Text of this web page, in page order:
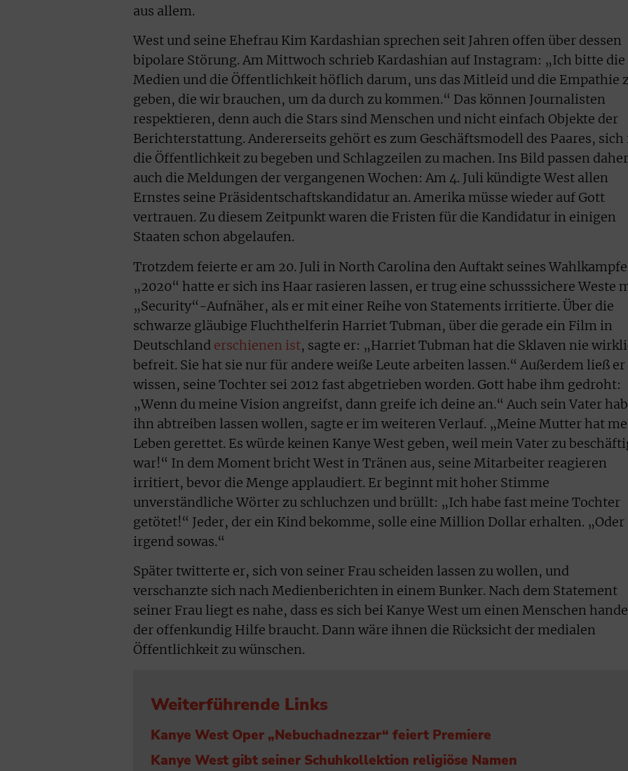
aus allem.
West und seine Ehefrau Kim Kardashian sprechen seit Jahren offen über dessen
bipolare Störung. Am Mittwoch schrieb Kardashian auf Instagram: „Ich bitte die
Medien und die Öffentlichkeit höflich darum, uns das Mitleid und die Empathie
geben, die wir brauchen, um da durch zu kommen.“ Das können Journalisten
respektieren, denn auch die Stars sind Menschen und nicht einfach Objekte der
Berichterstattung. Andererseits gehört es zum Geschäftsmodell des Paares, sich
die Öffentlichkeit zu begeben und Schlagzeilen zu machen. Ins Bild passen daher
auch die Meldungen der vergangenen Wochen: Am 4. Juli kündigte West allen
Ernstes seine Präsidentschaftskandidatur an. Amerika müsse wieder auf Gott
vertrauen. Zu diesem Zeitpunkt waren die Fristen für die Kandidatur in einigen
Staaten schon abgelaufen.
Trotzdem feierte er am 20. Juli in North Carolina den Auftakt seines
„2020“ hatte er sich ins Haar rasieren lassen, er trug eine schusssichere Weste
„Security“-Aufnäher, als er mit einer Reihe von Statements irritierte. Über die
schwarze gläubige Fluchthelferin Harriet Tubman, über die gerade ein Film in
Deutschland erschienen ist, sagte er: „Harriet Tubman hat die Sklaven nie
befreit. Sie hat sie nur für andere weiße Leute arbeiten lassen.“ Außerdem ließ er
wissen, seine Tochter sei 2012 fast abgetrieben worden. Gott habe ihm gedroht:
„Wenn du meine Vision angreifst, dann greife ich deine an.“ Auch sein Vater
ihn abtreiben lassen wollen, sagte er im weiteren Verlauf. „Meine Mutter hat
Leben gerettet. Es würde keinen Kanye West geben, weil mein Vater zu
war!“ In dem Moment bricht West in Tränen aus, seine Mitarbeiter reagieren
irritiert, bevor die Menge applaudiert. Er beginnt mit hoher Stimme
unverständliche Wörter zu schluchzen und brüllt: „Ich habe fast meine Tochter
getötet!“ Jeder, der ein Kind bekomme, solle eine Million Dollar erhalten. „Oder
irgend sowas.“
Später twitterte er, sich von seiner Frau scheiden lassen zu wollen, und
verschanzte sich nach Medienberichten in einem Bunker. Nach dem Statement
seiner Frau liegt es nahe, dass es sich bei Kanye West um einen Menschen
der offenkundig Hilfe braucht. Dann wäre ihnen die Rücksicht der medialen
Öffentlichkeit zu wünschen.
Weiterführende Links
Kanye West Oper „Nebuchadnezzar“ feiert Premiere
Kanye West gibt seiner Schuhkollektion religiöse Namen